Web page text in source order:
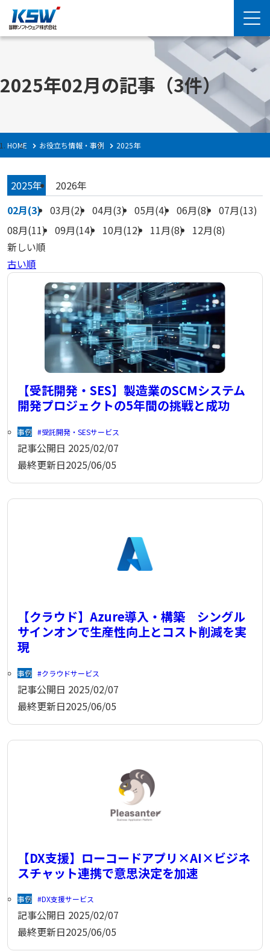
2025年02月の記事 （3件）
HOME お役立ち情報・事例 2025年
2025年
2026年
02月(3)
03月(2) 04月(3) 05月(4) 06月(8)
07月(13)
08月(11)
09月(14) 10月(12) 11月(8)
12月(8)
新しい順
古い順
【受託開発・SES】製造業のSCMシステム
開発プロジェクトの5年間の挑戦と成功
事例 受託開発・SESサービス
記事公開日 2025/02/07
最終更新日2025/06/05
【クラウド】Azure導入・構築 シングル
サインオンで生産性向上とコスト削減を実
現
事例 クラウドサービス
記事公開日 2025/02/07
最終更新日2025/06/05
【DX支援】ローコードアプリ×AI×ビジネ
スチャット連携で意思決定を加速
事例 DX支援サービス
記事公開日 2025/02/07
最終更新日2025/06/05